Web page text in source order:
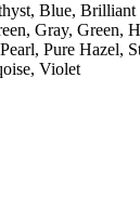
Blue,
Gray, Green,
Pure Hazel,
Violet